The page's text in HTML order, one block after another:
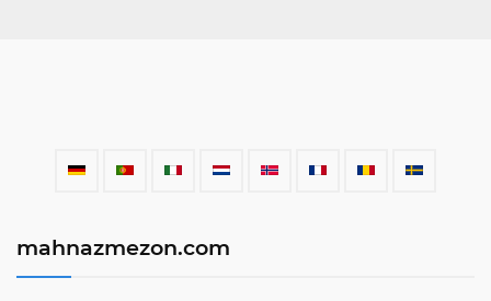
mahnazmezon.com